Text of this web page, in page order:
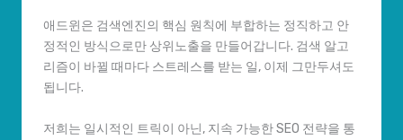
애드윈은 검색엔진의 핵심 원칙에 부합하는 정직하고 안
정적인 방식으로만 상위노출을 만들어갑니다. 검색 알고
리즘이 바뀔 때마다 스트레스를 받는 일, 이제 그만두셔도
됩니다.
저희는 일시적인 트릭이 아닌, 지속 가능한 SEO 전략을 통